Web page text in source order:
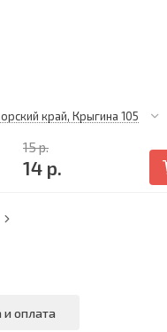
край, Крыгина 105
15 р.
14 р.
и оплата